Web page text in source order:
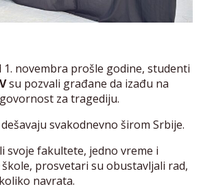
novembra prošle godine, studenti
su pozvali građane da izađu na
za tragediju.
svakodnevno širom Srbije.
svoje fakultete, jedno vreme i
prosvetari su obustavljali rad,
navrata.